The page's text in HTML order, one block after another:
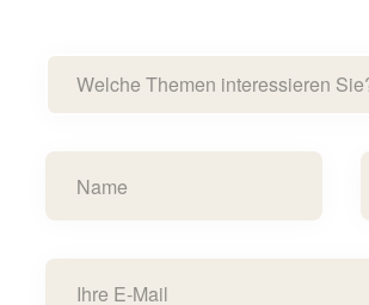
Welche Themen interessieren